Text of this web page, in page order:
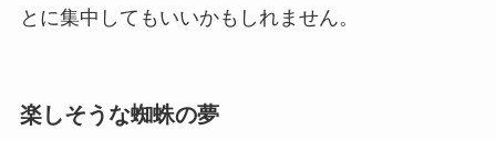
とに集中してもいいかもしれません。
楽しそうな蜘蛛の夢